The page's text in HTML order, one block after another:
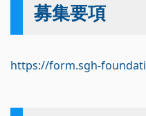
募集要項
https://form.sgh-